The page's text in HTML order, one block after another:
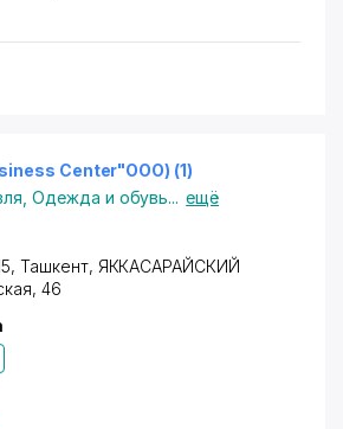
вас вакансий в данный момент
Center"ООО) (1)
,Одежда и обувь... ещё
Ташкент, ЯККАСАРАЙСКИЙ
, 46